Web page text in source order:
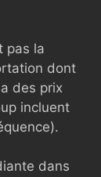
pas la
dont
des prix
incluent
dans